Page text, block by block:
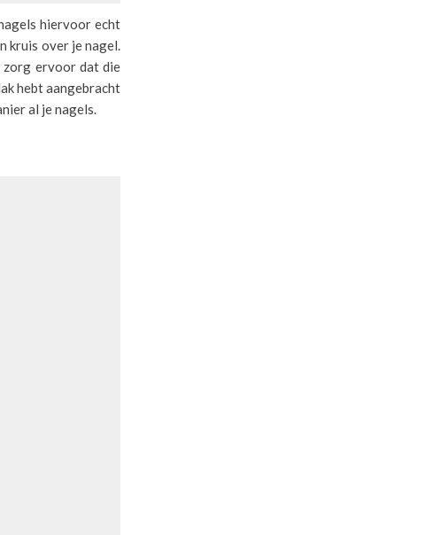
hiervoor echt
kruis over je nagel.
zorg ervoor dat die
hebt aangebracht
al je nagels.